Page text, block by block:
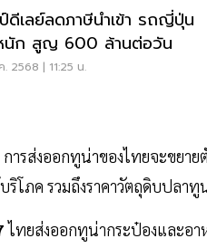
ดีเลย์ลดภาษีนำเข้า รถญี่ปุ่น
นัก สูญ 600 ล้านต่อวัน
2568 | 11:25 น.
รส่งออกทูน่าของไทยจะขยาย
ริโภค รวมถึงราคาวัตถุดิบปลาทู
ไทยส่งออกทูน่ากระป๋องและอา